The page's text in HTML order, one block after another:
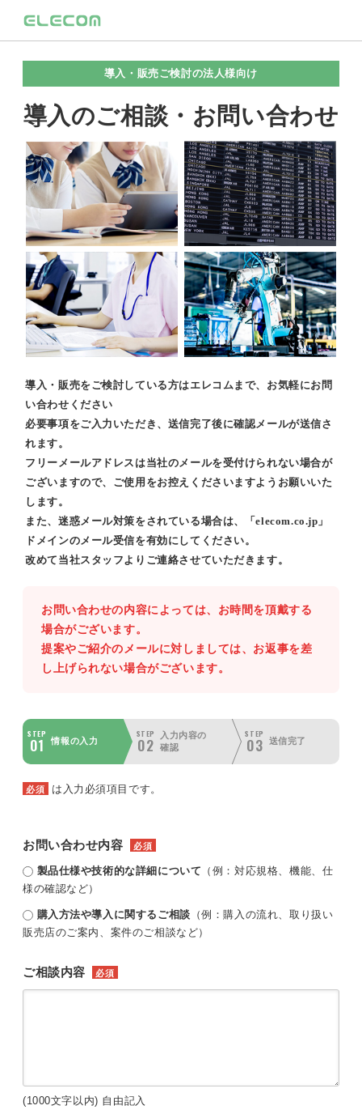
導入・販売ご検討の法人様向け
導入のご相談・お問い合わせ
導入・販売をご検討している方はエレコムまで、お気軽にお問
い合わせください
必要事項をご入力いただき、送信完了後に確認メールが送信さ
れます。
フリーメールアドレスは当社のメールを受付けられない場合が
ございますので、ご使用をお控えくださいますようお願いいた
します。
また、迷惑メール対策をされている場合は、「elecom.co.jp」
ドメインのメール受信を有効にしてください。
改めて当社スタッフよりご連絡させていただきます。
お問い合わせの内容によっては、お時間を頂戴する
場合がございます。
提案やご紹介のメールに対しましては、お返事を差
し上げられない場合がございます。
STEP
01 情報の入力
STEP
02
入力内容の
確認
STEP
03 送信完了
必須 は入力必須項目です。
お問い合わせ内容 必須
製品仕様や技術的な詳細について （例：対応規格、機能、仕
様の確認など）
購入方法や導入に関するご相談 （例：購入の流れ、取り扱い
販売店のご案内、案件のご相談など）
ご相談内容 必須
(1000文字以内) 自由記入